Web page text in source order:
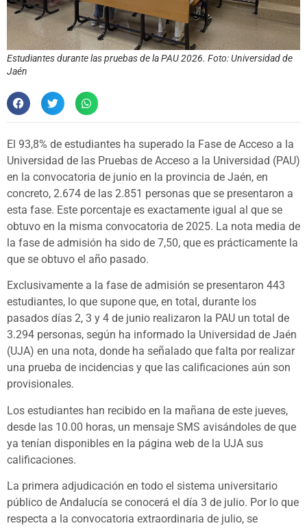
Estudiantes durante las pruebas de la PAU 2026. Foto: Universidad de
Jaén
El 93,8% de estudiantes ha superado la Fase de Acceso a la
Universidad de las Pruebas de Acceso a la Universidad (PAU)
en la convocatoria de junio en la provincia de Jaén, en
concreto, 2.674 de las 2.851 personas que se presentaron a
esta fase. Este porcentaje es exactamente igual al que se
obtuvo en la misma convocatoria de 2025. La nota media de
la fase de admisión ha sido de 7,50, que es prácticamente la
que se obtuvo el año pasado.
Exclusivamente a la fase de admisión se presentaron 443
estudiantes, lo que supone que, en total, durante los
pasados días 2, 3 y 4 de junio realizaron la PAU un total de
3.294 personas, según ha informado la Universidad de Jaén
(UJA) en una nota, donde ha señalado que falta por realizar
una prueba de incidencias y que las calificaciones aún son
provisionales.
Los estudiantes han recibido en la mañana de este jueves,
desde las 10.00 horas, un mensaje SMS avisándoles de que
ya tenían disponibles en la página web de la UJA sus
calificaciones.
La primera adjudicación en todo el sistema universitario
público de Andalucía se conocerá el día 3 de julio. Por lo que
respecta a la convocatoria extraordinaria de julio, se